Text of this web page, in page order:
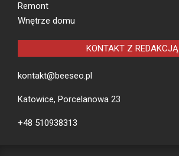
Remont
Wnętrze domu
KONTAKT Z REDAKCJĄ
kontakt@beeseo.pl
Katowice, Porcelanowa 23
+48 510938313